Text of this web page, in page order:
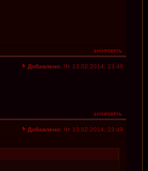
Добавлено: Чт 13.02.2014, 23:46
Добавлено: Чт 13.02.2014, 23:49